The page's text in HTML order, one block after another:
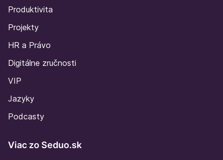
Produktivita
Projekty
HR a Právo
Digitálne zručnosti
VIP
Jazyky
Podcasty
Viac zo Seduo.sk